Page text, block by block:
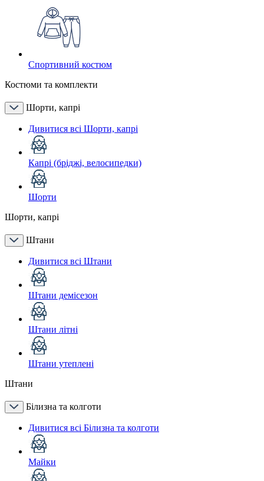
Спортивний костюм
Костюми та комплекти
Шорти, капрі
Дивитися всі Шорти, капрі
Капрі (бріджі, велосипедки)
Шорти
Шорти, капрі
Штани
Дивитися всі Штани
Штани демісезон
Штани літні
Штани утеплені
Штани
Білизна та колготи
Дивитися всі Білизна та колготи
Майки